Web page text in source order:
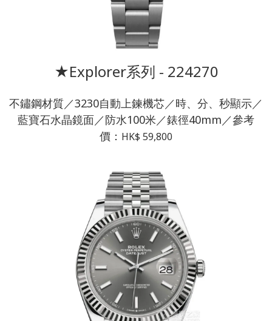
★Explorer系列 - 224270
不鏽鋼材質／3230自動上鍊機芯／時、分、秒顯示／
藍寶石水晶鏡面／防水100米／錶徑40mm／參考
價： HK$ 59,800